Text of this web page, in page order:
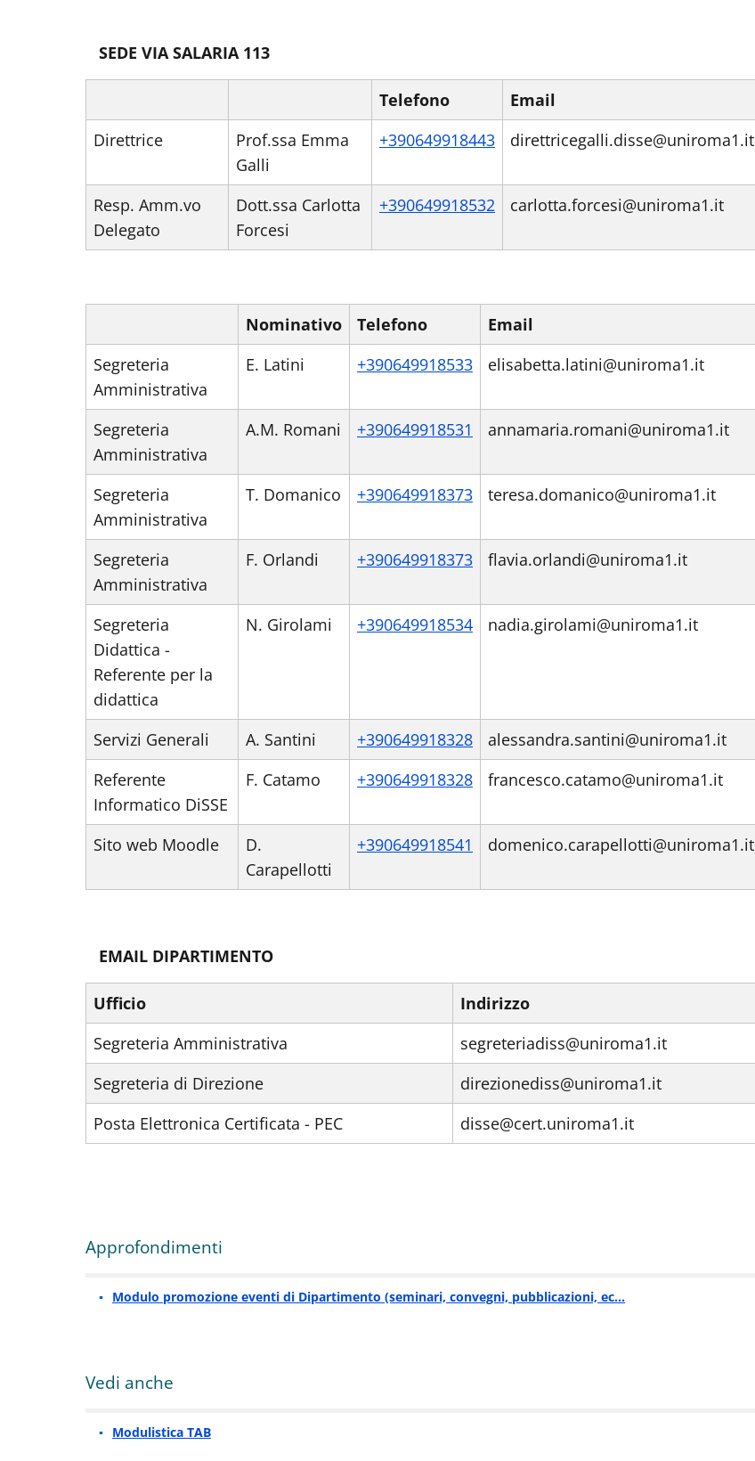
SEDE VIA SALARIA 113
Telefono
Email
Direttrice
Prof.ssa Emma
Galli
+390649918443 direttricegalli.disse@uniroma1.it
Resp. Amm.vo
Delegato
Dott.ssa Carlotta
Forcesi
+390649918532 carlotta.forcesi@uniroma1.it
Nominativo Telefono
Email
Segreteria
Amministrativa
E. Latini +390649918533 elisabetta.latini@uniroma1.it
Segreteria
Amministrativa
A.M. Romani +390649918531 annamaria.romani@uniroma1.it
Segreteria
Amministrativa
T. Domanico +390649918373 teresa.domanico@uniroma1.it
Segreteria
Amministrativa
F. Orlandi +390649918373 flavia.orlandi@uniroma1.it
Segreteria
Didattica -
Referente per la
didattica
N. Girolami +390649918534 nadia.girolami@uniroma1.it
Servizi Generali A. Santini +390649918328
alessandra.santini@uniroma1.it
Referente
Informatico DiSSE
F. Catamo +390649918328 francesco.catamo@uniroma1.it
Sito web Moodle
D.
Carapellotti
+390649918541 domenico.carapellotti@uniroma1.it
EMAIL DIPARTIMENTO
Ufficio
Indirizzo
Segreteria Amministrativa
segreteriadiss@uniroma1.it
Segreteria di Direzione
direzionediss@uniroma1.it
Posta Elettronica Certificata - PEC
disse@cert.uniroma1.it
Approfondimenti
Modulo promozione eventi di Dipartimento (seminari, convegni, pubblicazioni, ec…
Vedi anche
Modulistica TAB